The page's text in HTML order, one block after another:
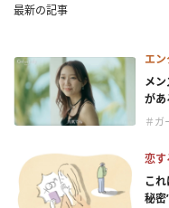
最新の記事
エン
メ
があ
＃ガ
恋す
こ
秘密